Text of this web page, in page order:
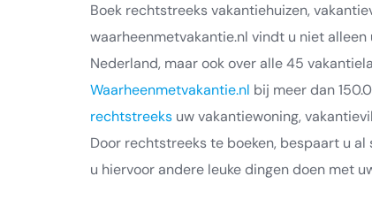
Boek rechtstreeks vakantiehuizen,
waarheenmetvakantie.nl vindt u niet
Nederland, maar ook over alle 45
Waarheenmetvakantie.nl bij meer dan
rechtstreeks uw vakantiewoning,
Door rechtstreeks te boeken, bespaart u
u hiervoor andere leuke dingen doen met